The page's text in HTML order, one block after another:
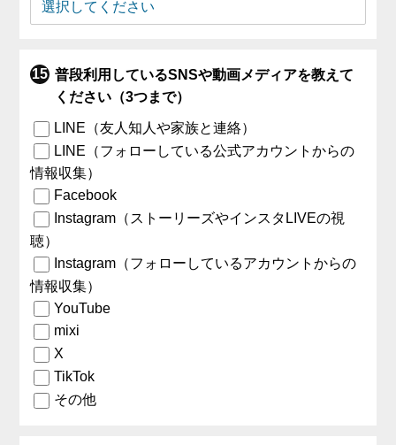
普段利用しているSNSや動画メディアを教えて
ください（3つまで）
LINE（友人知人や家族と連絡）
LINE（フォローしている公式アカウントからの
情報収集）
Facebook
Instagram（ストーリーズやインスタLIVEの視
聴）
Instagram（フォローしているアカウントからの
情報収集）
YouTube
mixi
X
TikTok
その他